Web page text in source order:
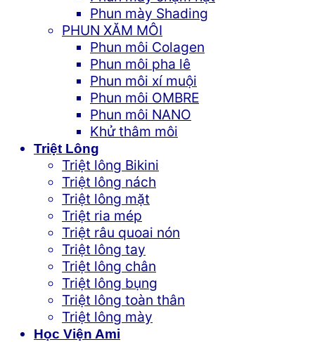
Phun mày Shading
PHUN XĂM MÔI
Phun môi Colagen
Phun môi pha lê
Phun môi xí muội
Phun môi OMBRE
Phun môi NANO
Khử thâm môi
Triệt Lông
Triệt lông Bikini
Triệt lông nách
Triệt lông mặt
Triệt ria mép
Triệt râu quoai nón
Triệt lông tay
Triệt lông chân
Triệt lông bụng
Triệt lông toàn thân
Triệt lông mày
Học Viện Ami